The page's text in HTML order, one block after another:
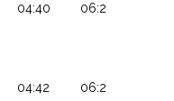
04:40 06:21
04:42 06:22